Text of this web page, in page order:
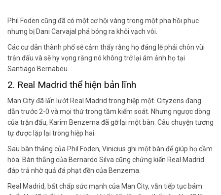
Phil Foden cũng đã có một cơ hội vàng trong một pha hồi phục
nhưng bị Dani Carvajal phá bóng ra khỏi vạch vôi.
Các cư dân thành phố sẽ cảm thấy rằng họ đáng lẽ phải chôn vùi
trận đấu và sẽ hy vọng rằng nó không trở lại ám ảnh họ tại
Santiago Bernabeu.
2. Real Madrid thể hiện bản lĩnh
Man City đã lấn lướt Real Madrid trong hiệp một. Cityzens đang
dẫn trước 2-0 và mọi thứ trong tầm kiểm soát. Nhưng ngược dòng
của trận đấu, Karim Benzema đã gỡ lại một bàn. Câu chuyện tương
tự được lặp lại trong hiệp hai.
Sau bàn thắng của Phil Foden, Vinicius ghi một bàn để giúp họ cầm
hòa. Bàn thắng của Bernardo Silva cũng chứng kiến ​​Real Madrid
đáp trả nhờ quả đá phạt đền của Benzema.
Real Madrid, bất chấp sức mạnh của Man City, vẫn tiếp tục bám